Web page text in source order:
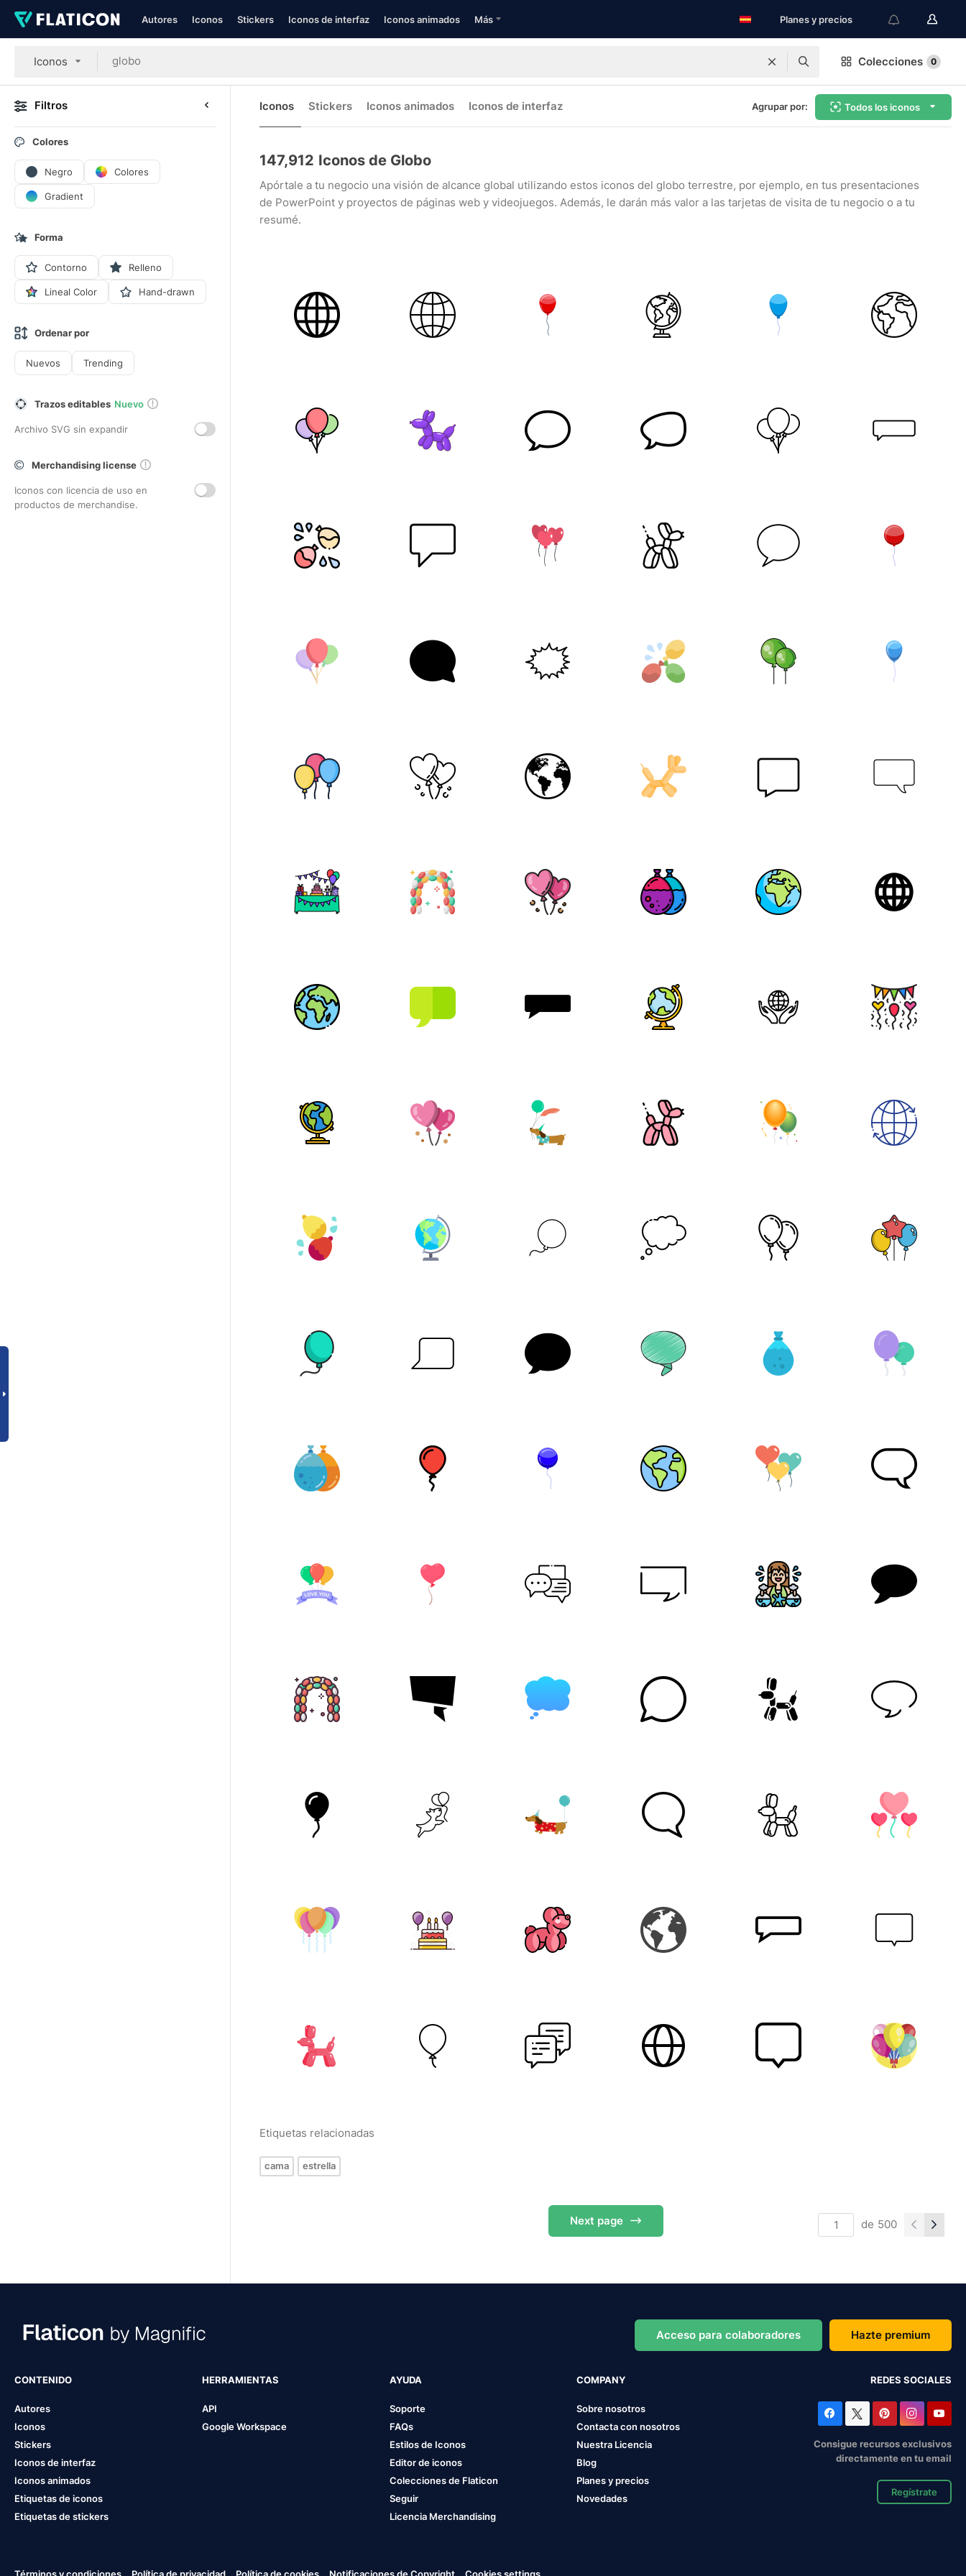
Autores Iconos Stickers Iconos de interfaz Iconos animados Más Planes y precios
Iconos Colecciones 0
Filtros
Colores
Negro Colores
Gradient
Forma
Contorno Relleno
Lineal Color Hand-drawn
Ordenar por
Nuevos Trending
Trazos editables Nuevo
Archivo SVG sin expandir
Merchandising license
Iconos con licencia de uso en
productos de merchandise.
Iconos Stickers Iconos animados Iconos de interfaz Agrupar por: Todos los iconos
147,912 Iconos de Globo
Apórtale a tu negocio una visión de alcance global utilizando estos iconos del globo terrestre, por ejemplo, en tus presentaciones
de PowerPoint y proyectos de páginas web y videojuegos. Además, le darán más valor a las tarjetas de visita de tu negocio o a tu
resumé.
Etiquetas relacionadas
cama estrella
Next page de 500
Acceso para colaboradores Hazte premium
CONTENIDO
Autores
Iconos
Stickers
Iconos de interfaz
Iconos animados
Etiquetas de iconos
Etiquetas de stickers
HERRAMIENTAS
API
Google Workspace
AYUDA
Soporte
FAQs
Estilos de Iconos
Editor de iconos
Colecciones de Flaticon
Seguir
Licencia Merchandising
COMPANY
Sobre nosotros
Contacta con nosotros
Nuestra Licencia
Blog
Planes y precios
Novedades
REDES SOCIALES
Consigue recursos exclusivos
directamente en tu email
Regístrate